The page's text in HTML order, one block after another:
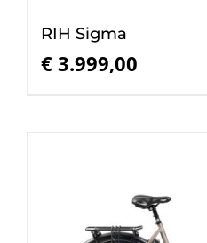
RIH Sigma
€ 3.999,00